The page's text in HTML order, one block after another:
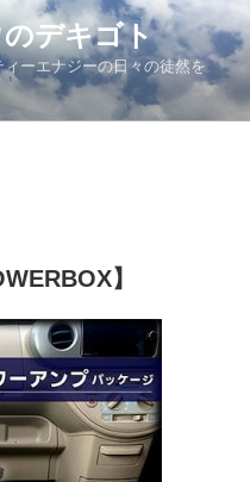
デキゴト
ーエナジーの日々の徒然を
】